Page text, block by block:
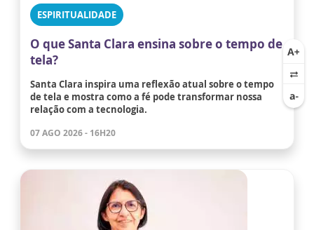
ESPIRITUALIDADE
O que Santa Clara ensina sobre o tempo de
tela?
Santa Clara inspira uma reflexão atual sobre o tempo
de tela e mostra como a fé pode transformar nossa
relação com a tecnologia.
07 AGO 2026 - 16H20